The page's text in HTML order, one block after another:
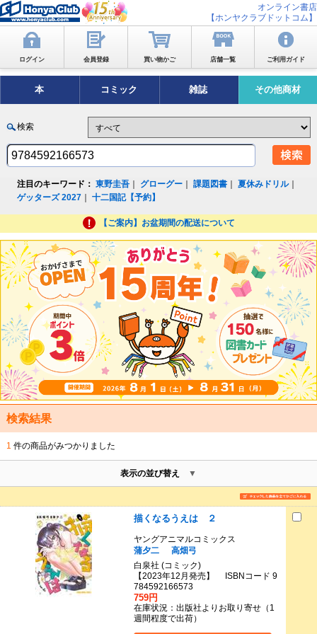
オンライン書店
【ホンヤクラブドットコム】
ログイン 会員登録 買い物かご 店舗一覧 ご利用ガイド
本 コミック 雑誌 その他商材
検索
注目のキーワード： 東野圭吾 グローグー ｜課題図書 ｜夏休みドリル｜
ゲッターズ 2027 ｜十二国記【予約】
【ご案内】お盆期間の配送について
検索結果
1 件の商品がみつかりました
表示の並び替え
描くなるうえは ２
ヤングアニマルコミックス
蒲夕二
高畑弓
白泉社 (コミック)
【2023年12月発売】 ISBNコード 9
784592166573
759円
在庫状況：出版社よりお取り寄せ（1
週間程度で出荷）